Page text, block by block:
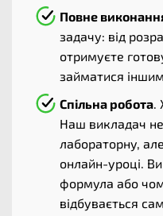
Повне
задачу: від
отримуєте
займатися
Спільна робота
Наш викладач
лабораторну,
онлайн-уроці.
формула або
відбувається